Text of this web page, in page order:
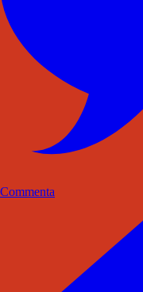
Commenta